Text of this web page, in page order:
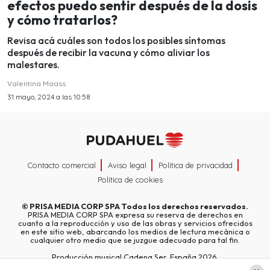
efectos puedo sentir después de la dosis
y cómo tratarlos?
Revisa acá cuáles son todos los posibles síntomas
después de recibir la vacuna y cómo aliviar los
malestares.
Valentina Maass
31 mayo, 2024 a las 10:58
Contacto comercial Aviso legal
Política de privacidad
Política de cookies
© PRISA MEDIA CORP SPATodos los derechos reservados.
PRISA MEDIA CORP SPA expresa su reserva de derechos en
cuanto a la reproducción y uso de las obras y servicios ofrecidos
en este sitio web, abarcando los medios de lectura mecánica o
cualquier otro medio que se juzgue adecuado para tal fin.
Producción musical Cadena Ser, España 2026.